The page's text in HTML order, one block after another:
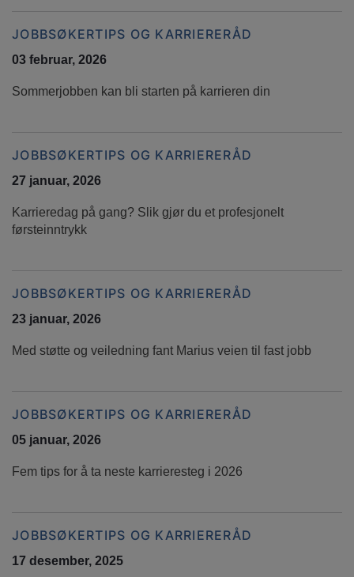
JOBBSØKERTIPS OG KARRIERERÅD
03 februar, 2026
Sommerjobben kan bli starten på karrieren din
JOBBSØKERTIPS OG KARRIERERÅD
27 januar, 2026
Karrieredag på gang? Slik gjør du et profesjonelt
førsteinntrykk
JOBBSØKERTIPS OG KARRIERERÅD
23 januar, 2026
Med støtte og veiledning fant Marius veien til fast jobb
JOBBSØKERTIPS OG KARRIERERÅD
05 januar, 2026
Fem tips for å ta neste karrieresteg i 2026
JOBBSØKERTIPS OG KARRIERERÅD
17 desember, 2025